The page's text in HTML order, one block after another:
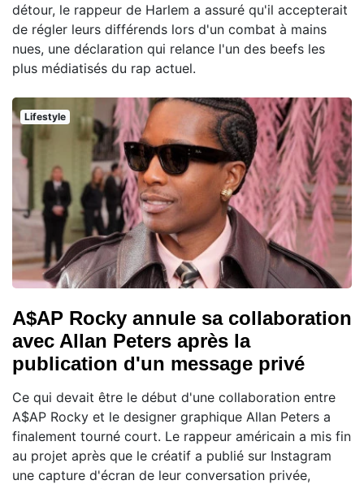
détour, le rappeur de Harlem a assuré qu'il accepterait
de régler leurs différends lors d'un combat à mains
nues, une déclaration qui relance l'un des beefs les
plus médiatisés du rap actuel.
Lifestyle
A$AP Rocky annule sa collaboration
avec Allan Peters après la
publication d'un message privé
Ce qui devait être le début d'une collaboration entre
A$AP Rocky et le designer graphique Allan Peters a
finalement tourné court. Le rappeur américain a mis fin
au projet après que le créatif a publié sur Instagram
une capture d'écran de leur conversation privée,